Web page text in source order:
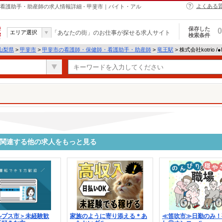
護助手・助産師の求人情報詳細 - 甲斐市｜バイト・アル よくある
エリア選択 「あなたの街」のお仕事が探せる求人サイト
保存した
検索条件
0
梨県 > 甲斐市 > 甲斐市の看護師・保健師・看護助手・助産師 > 竜王駅 > 株式会社kotrio /
連する他の求人をもっと見る
プス市＞未経験歓
家族のように寄り添える＊あ
≪笛吹市≫日勤のみ！